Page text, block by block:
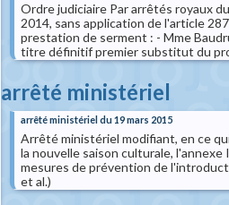
Ordre judiciaire Par arrêtés royaux
2014, sans application de l'article
prestation de serment : - Mme
titre définitif premier substitut du
arrêté ministériel
arrêté ministériel du 19 mars 2015
Arrêté ministériel modifiant, en ce
la nouvelle saison culturale,
mesures de prévention de
et al.)